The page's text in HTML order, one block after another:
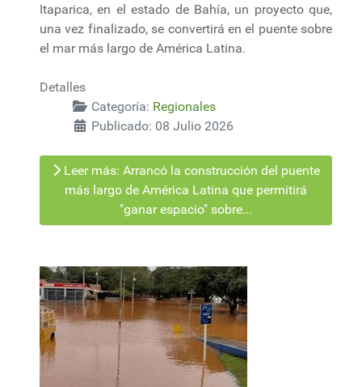
Itaparica, en el estado de Bahía, un proyecto que,
una vez finalizado, se convertirá en el puente sobre
el mar más largo de América Latina.
Detalles
Categoría: Regionales
Publicado: 08 Julio 2026
Leer más: Arrancó la construcción del puente
más largo de América Latina que permitirá
"ganar espacio" sobre...